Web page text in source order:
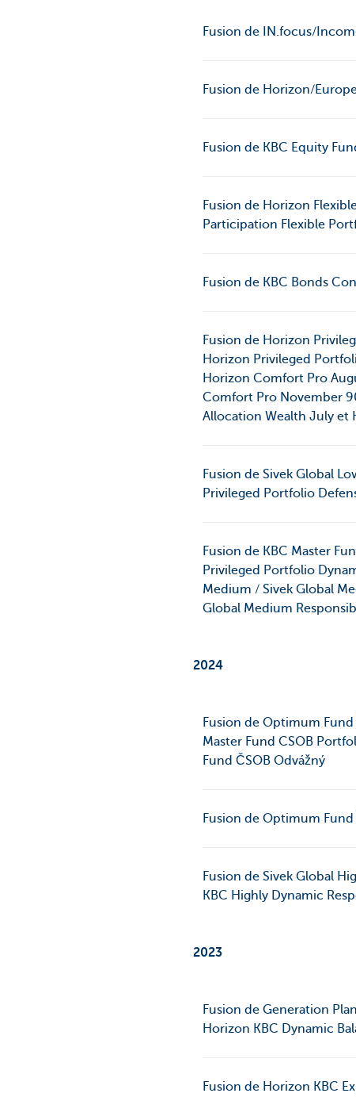
Fusion de IN.focus/
Fusion de Horizon/
Fusion de KBC Equity
Fusion de Horizon
Participation Flexible
Fusion de KBC Bonds
Fusion de Horizon
Horizon Privileged
Horizon Comfort Pro
Comfort Pro November
Allocation Wealth July et
Fusion de Sivek Global
Privileged Portfolio
Fusion de KBC Master
Privileged Portfolio
Medium / Sivek Global
Global Medium
2024
Fusion de Optimum
Master Fund CSOB
Fund ČSOB Odvážný
Fusion de Optimum
Fusion de Sivek Global
KBC Highly Dynamic
2023
Fusion de Generation
Horizon KBC Dynamic
Fusion de Horizon KBC